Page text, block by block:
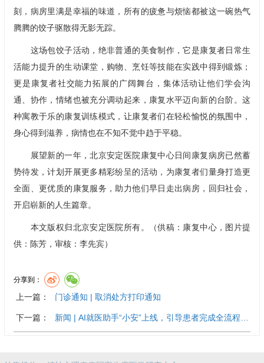
刻，病房里满是幸福的味道，所有的疲惫与烦恼都被这一碗热气
腾腾的饺子驱散得无影无踪。
这场包饺子活动，绝非普通的美食制作，它是康复者日常生
活能力提升的生动课堂，购物、烹饪等技能在实践中得到锻炼；
更是康复者社交能力拓展的广阔舞台，集体活动让他们学会沟
通、协作，情绪也被充分调动起来，康复水平迈向新的台阶。这
种寓教于乐的康复训练模式，让康复者们在轻松愉悦的氛围中，
身心得到滋养，病情也在不知不觉中趋于平稳。
展望新的一年，北京安定医院 康复中心日间康复病房已然蓄
势待发，计划开展更多精彩纷呈的活动，为康复者们量身打造更
全面、更优质的康复服务，助力他们早日走出病房，回归社会，
开启崭新的人生篇章。
本文版权归北京安定医院所有。（供稿： 康复中心，图片提
供：陈芳，审核： 李先宾）
分享到：
上一篇： 门诊通知 | 取消处方打印通知
下一篇： 新闻 | AI就医助手“小安”上线，引导患者完成全流程…